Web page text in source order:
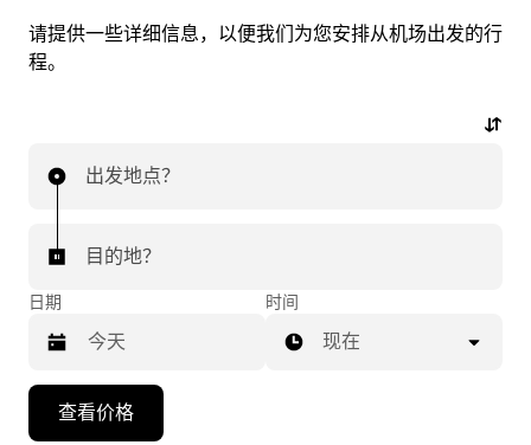
请提供一些详细信息，以便我们为您安排从机场出发的行
程。
出发地点？
目的地？
日期
向
时间
现在
查看价格